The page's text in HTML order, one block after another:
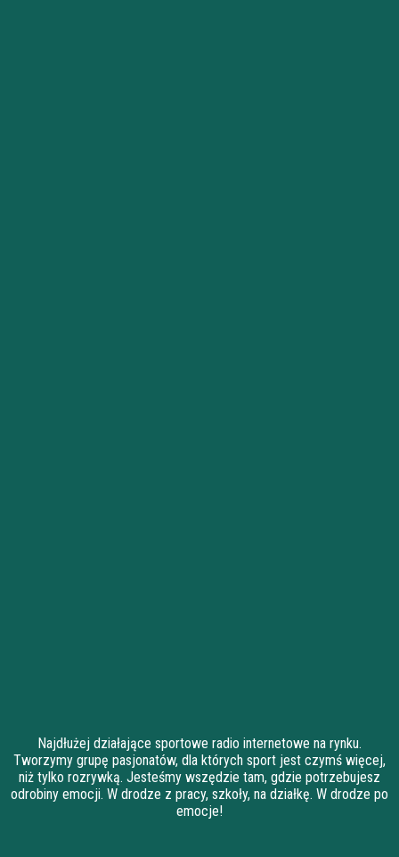
Najdłużej działające sportowe radio internetowe na rynku.
Tworzymy grupę pasjonatów, dla których sport jest czymś więcej,
niż tylko rozrywką. Jesteśmy wszędzie tam, gdzie potrzebujesz
odrobiny emocji. W drodze z pracy, szkoły, na działkę. W drodze po
emocje!